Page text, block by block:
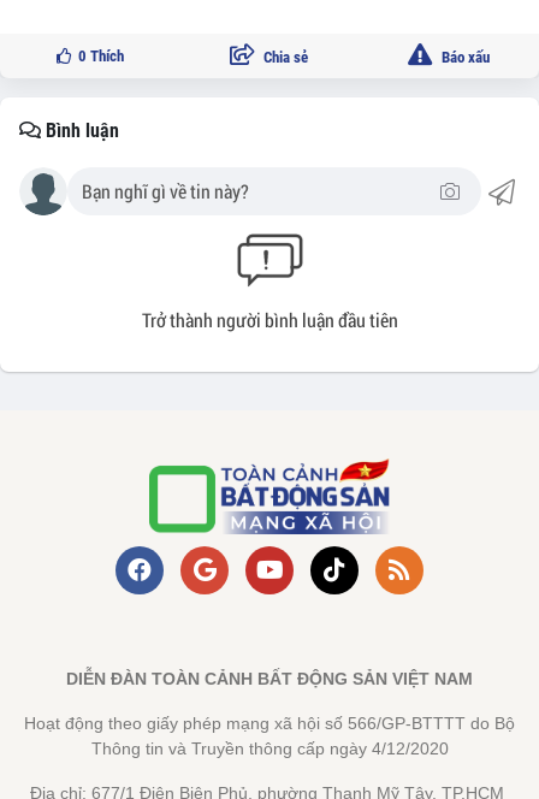
0 Thích Chia sẻ Báo xấu
Bình luận
Trở thành người bình luận đầu tiên
DIỄN ĐÀN TOÀN CẢNH BẤT ĐỘNG SẢN VIỆT NAM
Hoạt động theo giấy phép mạng xã hội số 566/GP-BTTTT do Bộ
Thông tin và Truyền thông cấp ngày 4/12/2020
Địa chỉ: 677/1 Điện Biên Phủ, phường Thạnh Mỹ Tây, TP.HCM